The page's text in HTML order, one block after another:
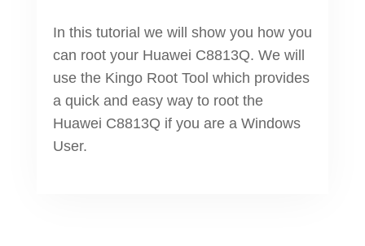
In this tutorial we will show you how you
can root your Huawei C8813Q. We will
use the Kingo Root Tool which provides
a quick and easy way to root the
Huawei C8813Q if you are a Windows
User.